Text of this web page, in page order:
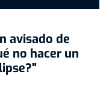
avisado de
no hacer un